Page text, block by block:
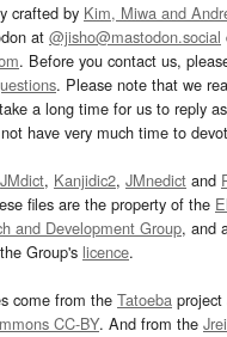
crafted by Kim, Miwa and
at @jisho@mastodon.social
. Before you contact us,
. Please note that we
a long time for us to reply
have very much time to
JMdict, Kanjidic2, JMnedict and
files are the property of the
and Development Group, and
Group's licence.
come from the Tatoeba project
CC-BY. And from the